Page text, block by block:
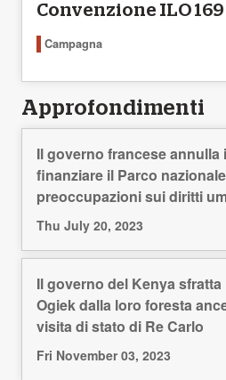
Convenzione ILO 169
Campagna
Approfondimenti
Il governo francese
finanziare il Parco
preoccupazioni sui diritti
Thu July 20, 2023
Il governo del Kenya
Ogiek dalla loro foresta
visita di stato di Re Carlo
Fri November 03, 2023